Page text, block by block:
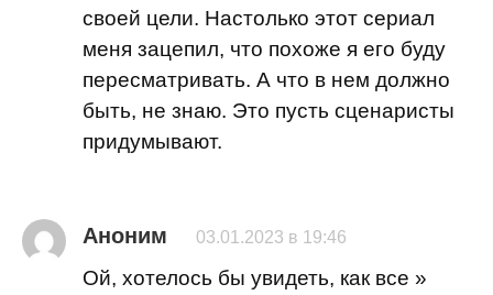
своей цели. Настолько этот сериал
меня зацепил, что похоже я его буду
пересматривать. А что в нем должно
быть, не знаю. Это пусть сценаристы
придумывают.
Аноним 03.01.2023 в 19:46
Ой, хотелось бы увидеть, как все »